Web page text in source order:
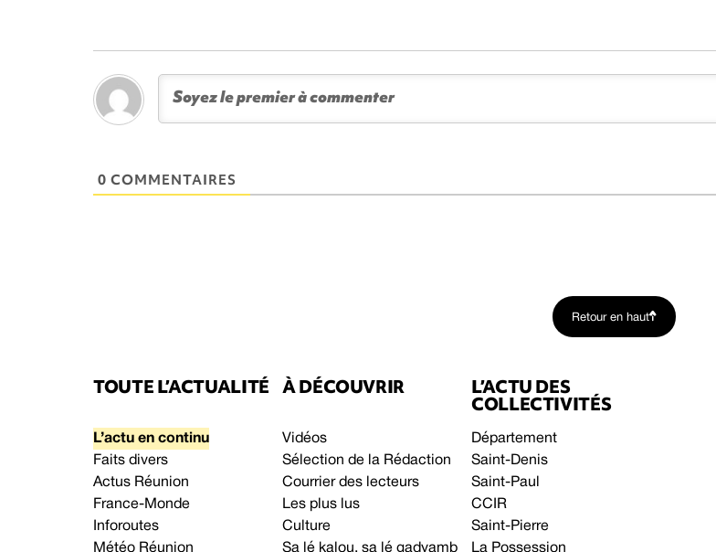
0 COMMENTAIRES
Retour en haut
TOUTE L’ACTUALITÉ
L’actu en continu
Faits divers
Actus Réunion
France-Monde
Inforoutes
Météo Réunion
À DÉCOUVRIR
Vidéos
Sélection de la Rédaction
Courrier des lecteurs
Les plus lus
Culture
Sa lé kalou, sa lé gadyamb
L’ACTU DES
COLLECTIVITÉS
Département
Saint-Denis
Saint-Paul
CCIR
Saint-Pierre
La Possession